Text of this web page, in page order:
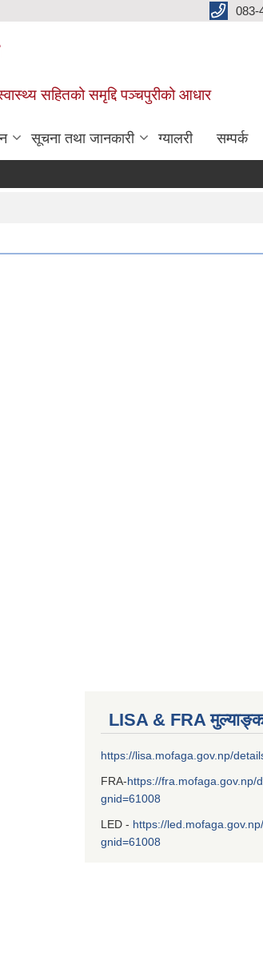
083-
सहितको समृद्दि पञ्चपुरीको आधार
सूचना तथा जानकारी ग्यालरी सम्पर्क
LISA & FRA
https://lisa.mofaga.gov.np/
FRA-https://fra.mofaga.gov.np/
gnid=61008
LED - https://
gnid=61008